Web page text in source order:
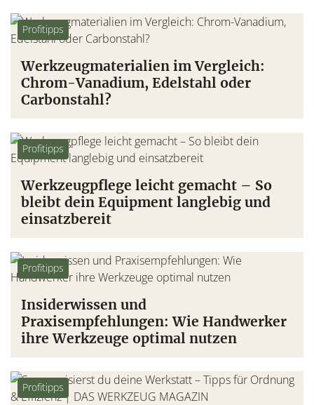
Profitipps
Werkzeugmaterialien im Vergleich:
Chrom-Vanadium, Edelstahl oder
Carbonstahl?
Profitipps
Werkzeugpflege leicht gemacht – So
bleibt dein Equipment langlebig und
einsatzbereit
Profitipps
Insiderwissen und
Praxisempfehlungen: Wie Handwerker
ihre Werkzeuge optimal nutzen
Profitipps